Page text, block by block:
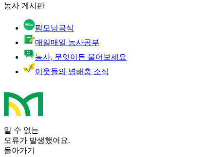
농사 게시판
팜모닝공식
매일매일 농사공부
농사, 무엇이든 물어보세요
이웃들의 병해충 소식
알 수 없는
오류가 발생했어요.
돌아가기